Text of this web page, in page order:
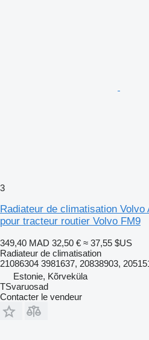
3
Radiateur de climatisation Volvo
pour tracteur routier Volvo FM9
349,40 MAD 32,50 € ≈ 37,55 $US
Radiateur de climatisation
21086304 3981637, 20838903,
Estonie, Kõrveküla
TSvaruosad
Contacter le vendeur